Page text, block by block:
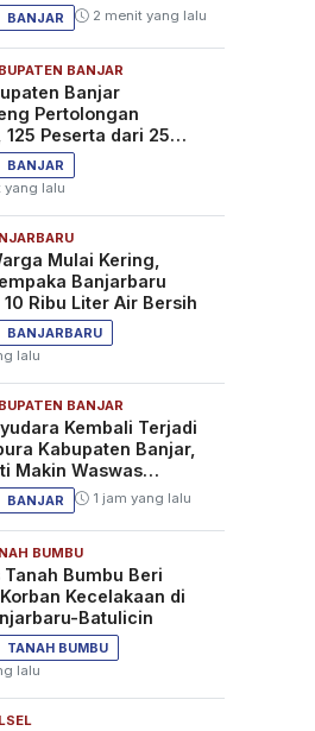
BANJAR 2 menit yang lalu
BANJAR
Banjar
Pertolongan
125 Peserta dari 25
BANJAR
lalu
Mulai Kering,
Banjarbaru
Ribu Liter Air Bersih
BANJARBARU
lalu
BANJAR
Kembali Terjadi
Kabupaten Banjar,
Makin Waswas
BANJAR 1 jam yang lalu
BUMBU
Bumbu Beri
Kecelakaan di
Batulicin
TANAH BUMBU
lalu